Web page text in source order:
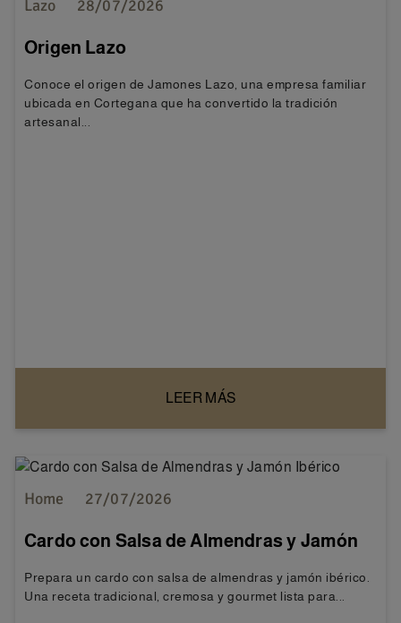
Lazo 28/07/2026
Origen Lazo
Conoce el origen de Jamones Lazo, una empresa familiar
ubicada en Cortegana que ha convertido la tradición
artesanal...
LEER MÁS
Home 27/07/2026
Cardo con Salsa de Almendras y Jamón
Prepara un cardo con salsa de almendras y jamón ibérico.
Una receta tradicional, cremosa y gourmet lista para...